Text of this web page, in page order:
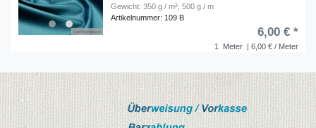
Gewicht: 350 g / m²; 500 g / m
Artikelnummer: 109 B
1 Meter | 6,00 € / Meter
6,00 € *